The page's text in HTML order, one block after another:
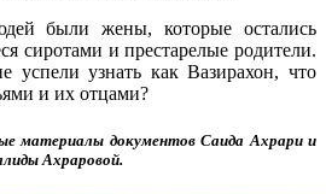
были жены, которые остались
сиротами и престарелые родители.
узнать как Вазирахон, что
и их отцами?
материалы документов Саида Ахрари и
Ахраровой.